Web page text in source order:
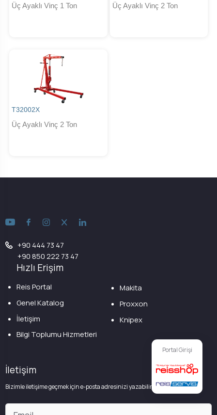
Üç Ayaklı Vinç 1 Ton Üç Ayaklı Vinç 2 Ton
T32002X
Üç Ayaklı Vinç 2 Ton
Portal Girişi
+90 444 73 47
+90 850 222 73 47
Hızlı Erişim
Reis Portal
Genel Katalog
İletişim
Bilgi Toplumu Hizmetleri
Makita
Proxxon
Knipex
İletişim
Bizimle iletişime geçmek için e-posta adresinizi yazabilirsiniz